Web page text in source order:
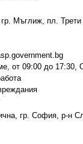
Мъглиж, пл.
от 09:00 до
гр. София, р-н